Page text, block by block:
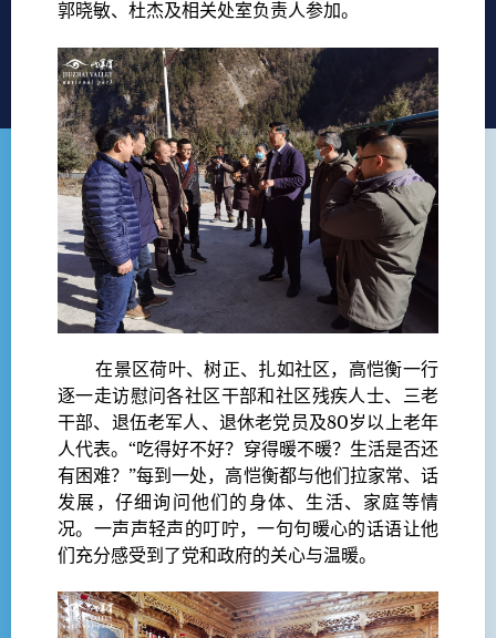
郭晓敏、杜杰及相关处室负责人参加。
在景区荷叶、树正、扎如社区，高恺衡一行
逐一走访慰问各社区干部和社区残疾人士、三老
干部、退伍老军人、退休老党员及80岁以上老年
人代表。“吃得好不好？穿得暖不暖？生活是否还
有困难？”每到一处，高恺衡都与他们拉家常、话
发展，仔细询问他们的身体、生活、家庭等情
况。一声声轻声的叮咛，一句句暖心的话语让他
们充分感受到了党和政府的关心与温暖。